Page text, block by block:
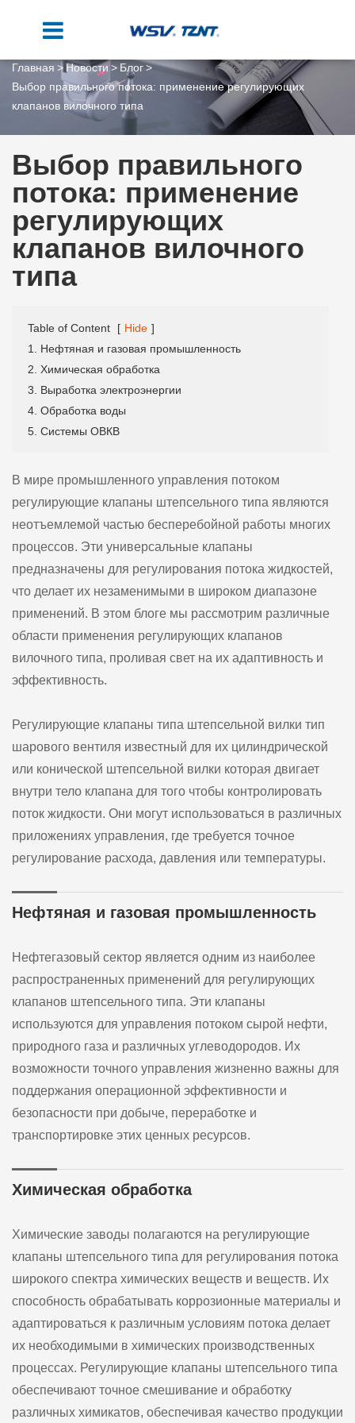
Главная Новости
Блог
Выбор правильного потока: применение регулирующих
клапанов вилочного типа
Выбор правильного
потока: применение
регулирующих
клапанов вилочного
типа
Table of Content [ Hide ]
1. Нефтяная и газовая промышленность
2. Химическая обработка
3. Выработка электроэнергии
4. Обработка воды
5. Системы ОВКВ
В мире промышленного управления потоком
регулирующие клапаны штепсельного типа являются
неотъемлемой частью бесперебойной работы многих
процессов. Эти универсальные клапаны
предназначены для регулирования потока жидкостей,
что делает их незаменимыми в широком диапазоне
применений. В этом блоге мы рассмотрим различные
области применения регулирующих клапанов
вилочного типа, проливая свет на их адаптивность и
эффективность.
Регулирующие клапаны типа штепсельной вилки тип
шарового вентиля известный для их цилиндрической
или конической штепсельной вилки которая двигает
внутри тело клапана для того чтобы контролировать
поток жидкости. Они могут использоваться в различных
приложениях управления, где требуется точное
регулирование расхода, давления или температуры.
Нефтяная и газовая промышленность
Нефтегазовый сектор является одним из наиболее
распространенных применений для регулирующих
клапанов штепсельного типа. Эти клапаны
используются для управления потоком сырой нефти,
природного газа и различных углеводородов. Их
возможности точного управления жизненно важны для
поддержания операционной эффективности и
безопасности при добыче, переработке и
транспортировке этих ценных ресурсов.
Химическая обработка
Химические заводы полагаются на регулирующие
клапаны штепсельного типа для регулирования потока
широкого спектра химических веществ и веществ. Их
способность обрабатывать коррозионные материалы и
адаптироваться к различным условиям потока делает
их необходимыми в химических производственных
процессах. Регулирующие клапаны штепсельного типа
обеспечивают точное смешивание и обработку
различных химикатов, обеспечивая качество продукции